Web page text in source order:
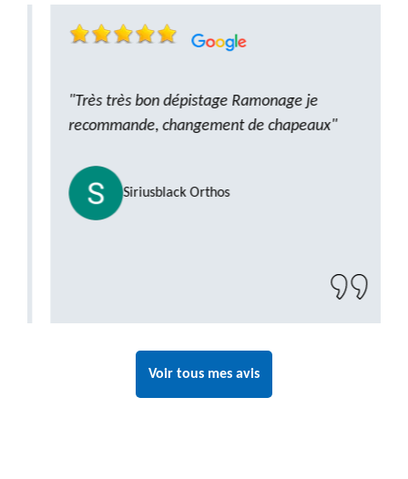
"Très très bon dépistage Ramonage je
recommande, changement de chapeaux"
Siriusblack Orthos
Voir tous mes avis